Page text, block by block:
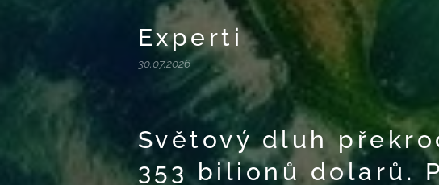
Experti
30.07.2026
Světový dluh
353 bilionů dolarů.